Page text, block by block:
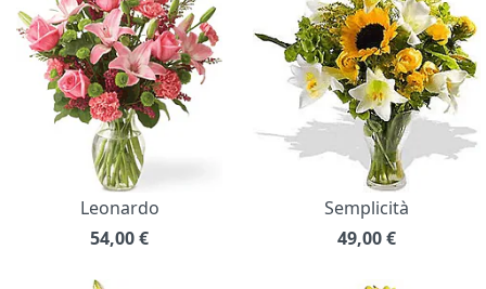
Leonardo
54,00€
Semplicità
49,00€